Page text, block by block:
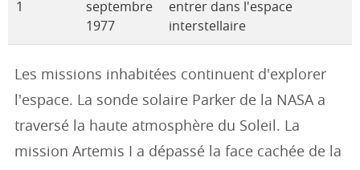
1
septembre
1977
entrer dans l'espace
interstellaire
Les missions inhabitées continuent d'explorer
l'espace. La sonde solaire Parker de la NASA a
traversé la haute atmosphère du Soleil. La
mission Artemis I a dépassé la face cachée de la